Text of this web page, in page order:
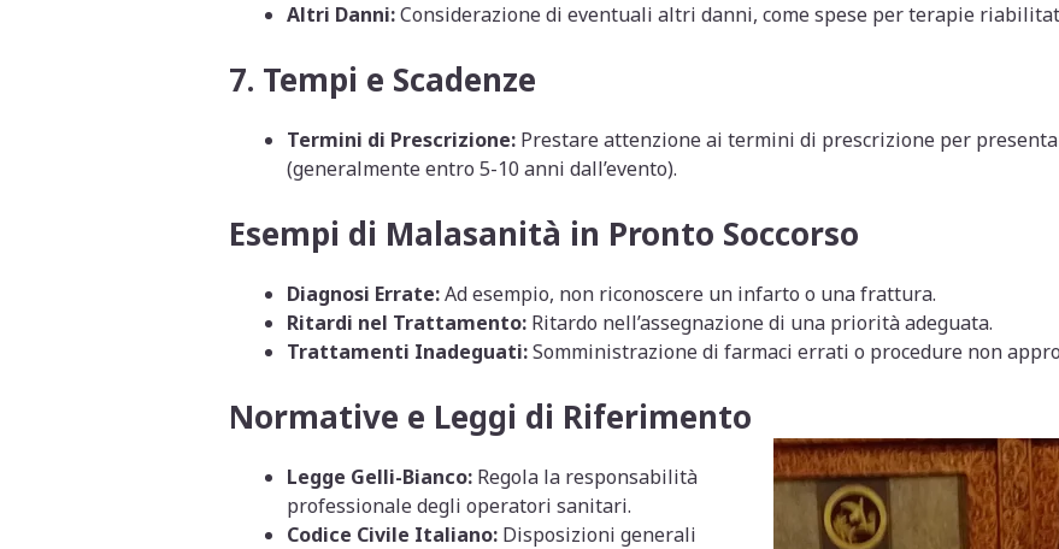
Altri Danni:Considerazione di eventuali altri danni, come spese per terapie
7. Tempi e Scadenze
Termini di Prescrizione:Prestare attenzione ai termini di prescrizione per
(generalmente entro 5-10 anni dall’evento).
Esempi di Malasanità in Pronto Soccorso
Diagnosi Errate:Ad esempio, non riconoscere un infarto o una frattura.
Ritardi nel Trattamento:Ritardo nell’assegnazione di una priorità adeguata.
Trattamenti Inadeguati:Somministrazione di farmaci errati o procedure non
Normative e Leggi di Riferimento
Legge Gelli-Bianco:Regola la responsabilità
professionale degli operatori sanitari.
Codice Civile Italiano:Disposizioni generali